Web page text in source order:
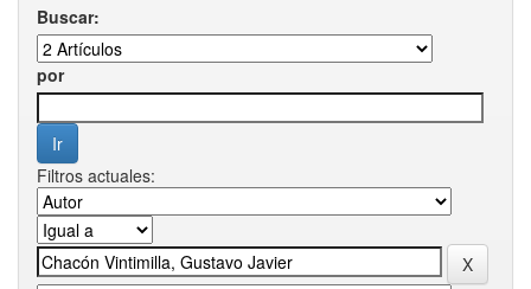
Buscar:
por
Filtros actuales: